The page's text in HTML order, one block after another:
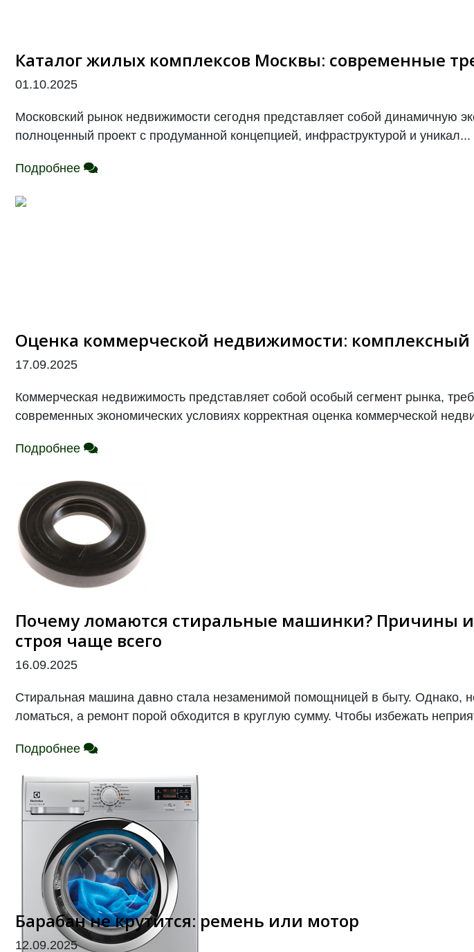
Каталог жилых комплексов Москвы: современные
01.10.2025
Московский рынок недвижимости сегодня представляет собой динамичную
полноценный проект с продуманной концепцией, инфраструктурой и уникал...
Подробнее
Оценка коммерческой недвижимости:
17.09.2025
Коммерческая недвижимость представляет собой особый сегмент рынка,
современных экономических условиях корректная оценка коммерческой
Подробнее
Почему ломаются стиральные машинки? Причины
строя чаще всего
16.09.2025
Стиральная машина давно стала незаменимой помощницей в быту. Однако,
ломаться, а ремонт порой обходится в круглую сумму. Чтобы избежать
Подробнее
Барабан не крутится: ремень или мотор
12.09.2025